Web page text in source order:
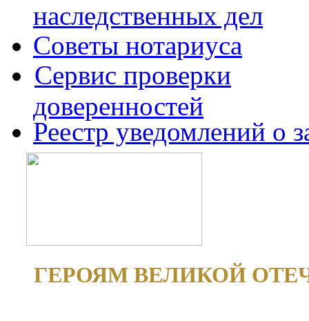
наследственных дел
Советы нотариуса
Сервис проверки
доверенностей
Реестр уведомлений о
ГЕРОЯМ ВЕЛИКОЙ